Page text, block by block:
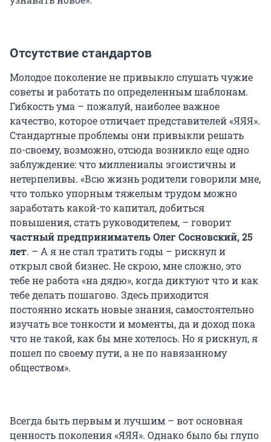
Отсутствие стандартов
Молодое поколение не привыкло слушать чужие
советы и работать по определенным шаблонам.
Гибкость ума – пожалуй, наиболее важное
качество, которое отличает представителей «ЯЯЯ».
Стандартные проблемы они привыкли решать
по-своему, возможно, отсюда возникло еще одно
заблуждение: что миллениалы эгоистичны и
нетерпеливы. «Всю жизнь родители говорили мне,
что только упорным тяжелым трудом можно
заработать какой-то капитал, добиться
повышения, стать руководителем, – говорит
частный предприниматель Олег Сосновский, 25
лет. – А я не стал тратить годы – рискнул и
открыл свой бизнес. Не скрою, мне сложно, это
тебе не работа «на дядю», когда диктуют что и как
тебе делать пошагово. Здесь приходится
постоянно искать новые знания, самостоятельно
изучать все тонкости и моменты, да и доход пока
что не такой, как бы мне хотелось. Но я рискнул, я
пошел по своему пути, а не по навязанному
обществом».
Всегда быть первым и лучшим – вот основная
ценность поколения «ЯЯЯ». Однако было бы глупо